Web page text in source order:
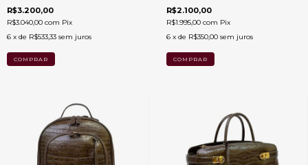
R$3.200,00
R$3.040,00 com Pix
6 x de R$533,33 sem juros
R$2.100,00
R$1.995,00 com Pix
6 x de R$350,00 sem juros